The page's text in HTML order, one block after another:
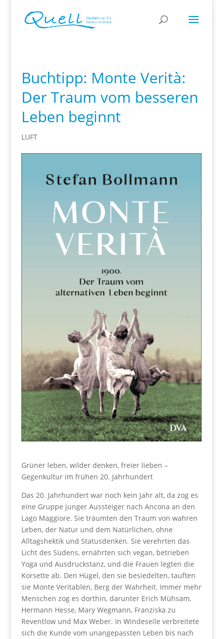
Buchtipp: Monte Verità:
Der Traum vom besseren
Leben beginnt
LUFT
Grüner leben, wilder denken, freier lieben –
Gegenkultur im frühen 20. Jahrhundert
Das 20. Jahrhundert war noch kein Jahr alt, da zog es
eine Gruppe junger Aussteiger nach Ancona an den
Lago Maggiore. Sie träumten den Traum von wahren
Leben, der Natur und dem Natürlichen, ohne
Alltagshektik und Statusdenken. Sie verehrten das
Licht des Südens, ernährten sich vegan, betrieben
Yoga und Ausdruckstanz, und die Frauen legten die
Korsette ab. Den Hügel, den sie besiedelten, tauften
sie Monte Veritablen, Berg der Wahrheit. Immer mehr
Menschen zog es dorthin, darunter Erich Mühsam,
Hermann Hesse, Mary Wegmann, Franziska zu
Reventlow und Max Weber. In Windeseile verbreitete
sich die Kunde vom unangepassten Leben bis nach